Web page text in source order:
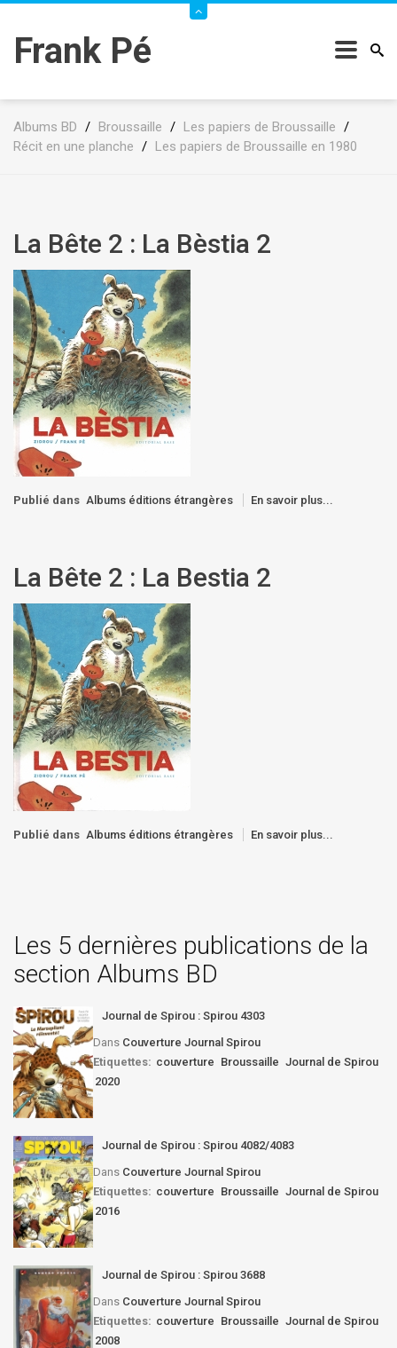
Frank Pé
Albums BD / Broussaille / Les papiers de Broussaille /
Récit en une planche / Les papiers de Broussaille en 1980
La Bête 2 : La Bèstia 2
Publié dans Albums éditions étrangères En savoir plus...
La Bête 2 : La Bestia 2
Publié dans Albums éditions étrangères En savoir plus...
Les 5 dernières publications de la
section Albums BD
Journal de Spirou : Spirou 4303
Dans Couverture Journal Spirou
Etiquettes: couverture Broussaille Journal de Spirou
2020
Journal de Spirou : Spirou 4082/4083
Dans Couverture Journal Spirou
Etiquettes: couverture Broussaille Journal de Spirou
2016
Journal de Spirou : Spirou 3688
Dans Couverture Journal Spirou
Etiquettes: couverture Broussaille Journal de Spirou
2008